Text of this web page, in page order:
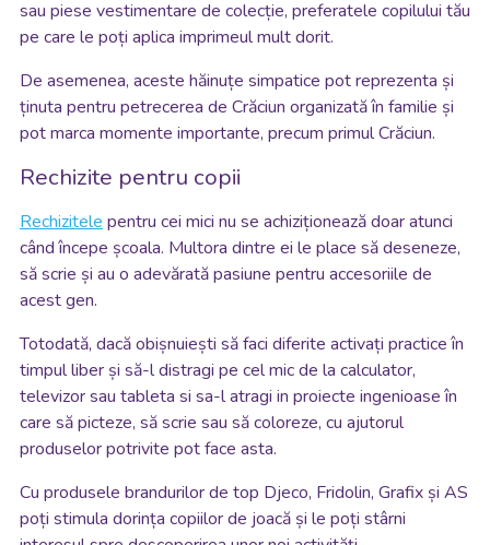
sau piese vestimentare de colecție, preferatele copilului tău
pe care le poți aplica imprimeul mult dorit.
De asemenea, aceste hăinuțe simpatice pot reprezenta și
ținuta pentru petrecerea de Crăciun organizată în familie și
pot marca momente importante, precum primul Crăciun.
Rechizite pentru copii
Rechizitele pentru cei mici nu se achiziționează doar atunci
când începe școala. Multora dintre ei le place să deseneze,
să scrie și au o adevărată pasiune pentru accesoriile de
acest gen.
Totodată, dacă obișnuiești să faci diferite activați practice în
timpul liber și să-l distragi pe cel mic de la calculator,
televizor sau tableta si sa-l atragi in proiecte ingenioase în
care să picteze, să scrie sau să coloreze, cu ajutorul
produselor potrivite pot face asta.
Cu produsele brandurilor de top Djeco, Fridolin, Grafix și AS
poți stimula dorința copiilor de joacă și le poți stârni